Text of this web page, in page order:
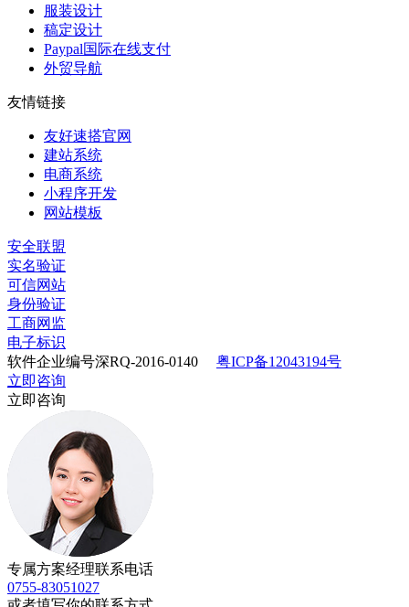
服装设计
稿定设计
Paypal国际在线支付
外贸导航
友情链接
友好速搭官网
建站系统
电商系统
小程序开发
网站模板
安全联盟
实名验证
可信网站
身份验证
工商网监
电子标识
软件企业编号深RQ-2016-0140
粤ICP备12043194号
立即咨询
立即咨询
专属方案经理联系电话
0755-83051027